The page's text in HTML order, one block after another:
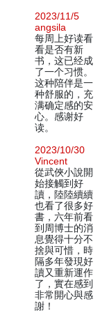
2023/11/5
angsila
每周上好读看
看是否有新
书，这已经成
了一个习惯。
这种陪伴是一
种舒服的，充
满确定感的安
心。感谢好
读。
2023/10/30
Vincent
從武俠小說開
始接觸到好
讀，陸陸續續
也看了很多好
書，六年前看
到周博士的消
息覺得十分不
捨與可惜，時
隔多年發現好
讀又重新運作
了，實在感到
非常開心與感
謝！